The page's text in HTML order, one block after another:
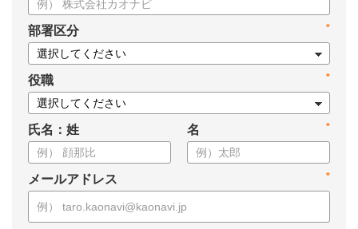
*
部署区分
*
役職
氏名：姓 *
名
*
メールアドレス